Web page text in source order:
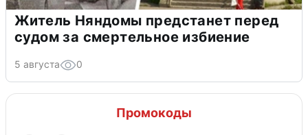
Житель Няндомы предстанет перед
судом за смертельное избиение
5 августа 0
Промокоды